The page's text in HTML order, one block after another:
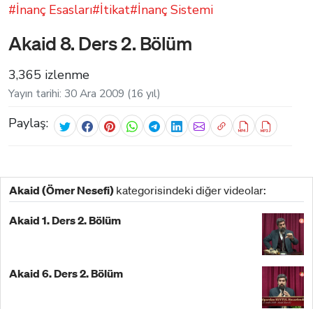
#İnanç Esasları#İtikat#İnanç Sistemi
Akaid 8. Ders 2. Bölüm
3,365 izlenme
Yayın tarihi: 30 Ara 2009 (16 yıl)
Paylaş:
Akaid (Ömer Nesefi) kategorisindeki diğer videolar:
Akaid 1. Ders 2. Bölüm
Akaid 6. Ders 2. Bölüm